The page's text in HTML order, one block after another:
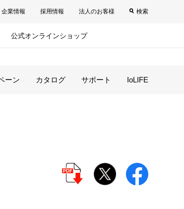
企業情報 採用情報 法人のお客様 検索
公式オンラインショップ
ーン カタログ サポート IoLIFE